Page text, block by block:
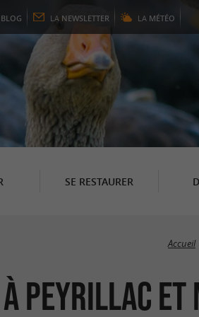
BLOG LA NEWSLETTER LA MÉTÉO
SE RESTAURER
Accueil
à Peyrillac